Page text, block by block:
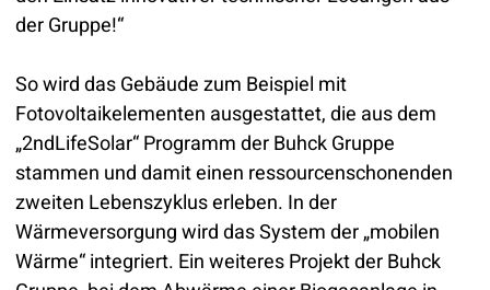
der Gruppe!“
So wird das Gebäude zum Beispiel mit
Fotovoltaikelementen ausgestattet, die aus dem
„2ndLifeSolar“ Programm der Buhck Gruppe
stammen und damit einen ressourcenschonenden
zweiten Lebenszyklus erleben. In der
Wärmeversorgung wird das System der „mobilen
Wärme“ integriert. Ein weiteres Projekt der Buhck